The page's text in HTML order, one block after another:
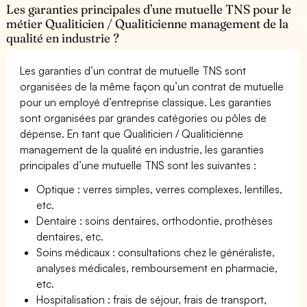
Les garanties principales d’une mutuelle TNS pour le
métier Qualiticien / Qualiticienne management de la
qualité en industrie ?
Les garanties d’un contrat de mutuelle TNS sont
organisées de la même façon qu’un contrat de mutuelle
pour un employé d’entreprise classique. Les garanties
sont organisées par grandes catégories ou pôles de
dépense. En tant que Qualiticien / Qualiticienne
management de la qualité en industrie, les garanties
principales d’une mutuelle TNS sont les suivantes :
Optique : verres simples, verres complexes, lentilles,
etc.
Dentaire : soins dentaires, orthodontie, prothèses
dentaires, etc.
Soins médicaux : consultations chez le généraliste,
analyses médicales, remboursement en pharmacie,
etc.
Hospitalisation : frais de séjour, frais de transport,